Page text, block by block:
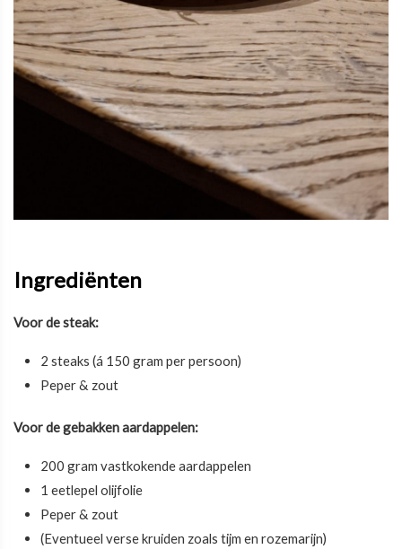
Ingrediënten
Voor de steak:
2 steaks (á 150 gram per persoon)
Peper & zout
Voor de gebakken aardappelen:
200 gram vastkokende aardappelen
1 eetlepel olijfolie
Peper & zout
(Eventueel verse kruiden zoals tijm en rozemarijn)